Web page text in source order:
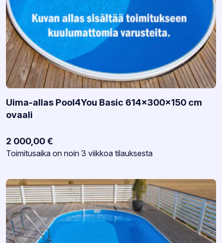
Uima-allas Pool4You Basic 614x300x150 cm
ovaali
2 000,00€
Varastotilanne:
Toimitusaika on noin 3 viikkoa tilauksesta